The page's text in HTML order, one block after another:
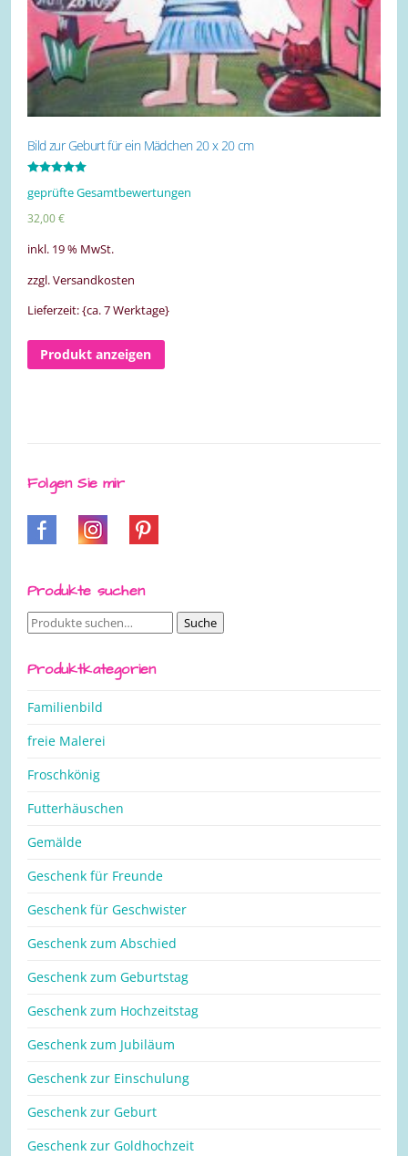
Bild zur Geburt für ein Mädchen 20 x 20 cm
5.00
geprüfte Gesamtbewertungen
32,00€
inkl. 19 % MwSt.
zzgl. Versandkosten
Lieferzeit: {ca. 7 Werktage}
Produkt anzeigen
Folgen Sie mir
Produkte suchen
Suche
Suche
Produktkategorien
Familienbild
freie Malerei
Froschkönig
Futterhäuschen
Gemälde
Geschenk für Freunde
Geschenk für Geschwister
Geschenk zum Abschied
Geschenk zum Geburtstag
Geschenk zum Hochzeitstag
Geschenk zum Jubiläum
Geschenk zur Einschulung
Geschenk zur Geburt
Geschenk zur Goldhochzeit